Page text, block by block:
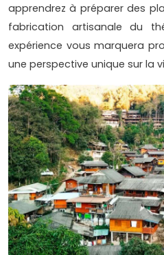
apprendrez à préparer des
fabrication artisanale du
expérience vous marquera
une perspective unique sur la